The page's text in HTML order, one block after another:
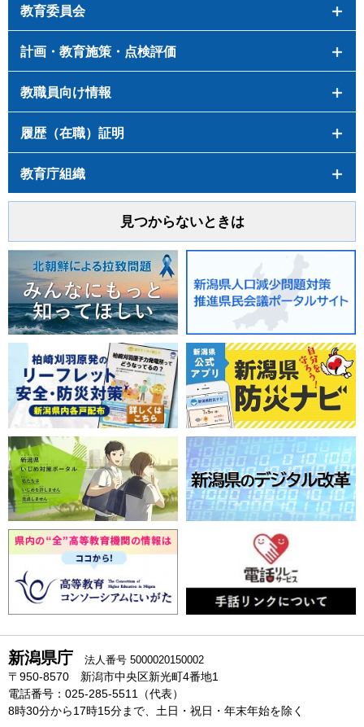
教育委員会
計画・教育施策・点検評価
教職員向け情報
履歴（在職）証明
教育庁組織
見つからないときは
新潟県庁 法人番号 5000020150002
〒950-8570 新潟市中央区新光町4番地1
電話番号：025-285-5511（代表）
8時30分から17時15分まで、土日・祝日・年末年始を除く